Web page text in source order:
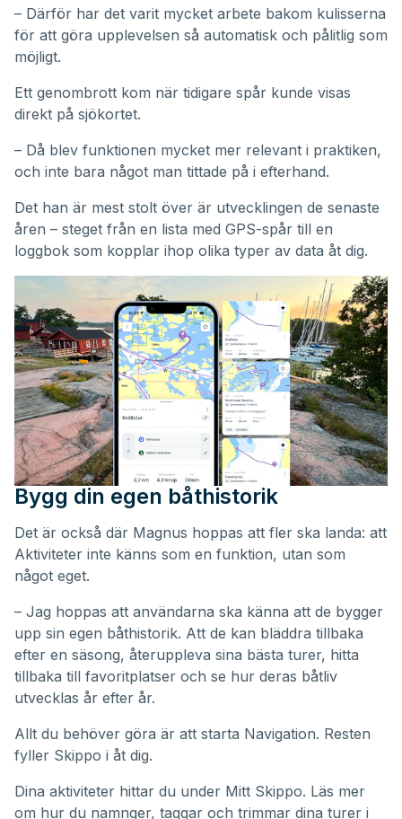
– Därför har det varit mycket arbete bakom kulisserna
för att göra upplevelsen så automatisk och pålitlig som
möjligt.
Ett genombrott kom när tidigare spår kunde visas
direkt på sjökortet.
– Då blev funktionen mycket mer relevant i praktiken,
och inte bara något man tittade på i efterhand.
Det han är mest stolt över är utvecklingen de senaste
åren – steget från en lista med GPS-spår till en
loggbok som kopplar ihop olika typer av data åt dig.
Bygg din egen båthistorik
Det är också där Magnus hoppas att fler ska landa: att
Aktiviteter inte känns som en funktion, utan som
något eget.
– Jag hoppas att användarna ska känna att de bygger
upp sin egen båthistorik. Att de kan bläddra tillbaka
efter en säsong, återuppleva sina bästa turer, hitta
tillbaka till favoritplatser och se hur deras båtliv
utvecklas år efter år.
Allt du behöver göra är att starta Navigation. Resten
fyller Skippo i åt dig.
Dina aktiviteter hittar du under Mitt Skippo. Läs mer
om hur du namnger, taggar och trimmar dina turer i